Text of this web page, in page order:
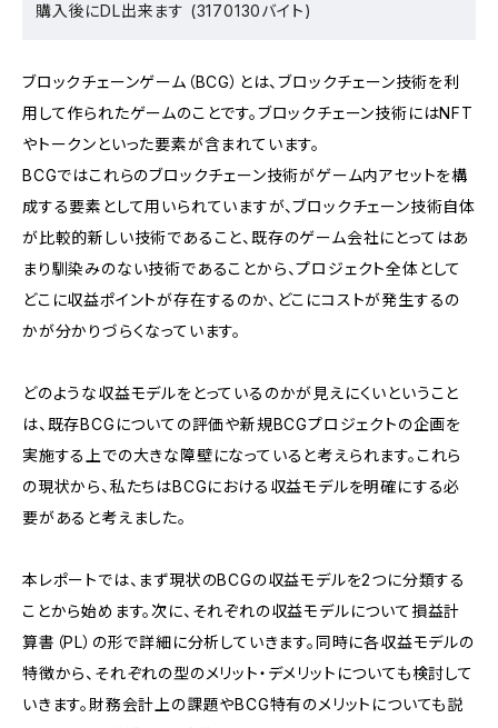
購入後にDL出来ます (3170130バイト)
ブロックチェーンゲーム（BCG）とは、ブロックチェーン技術を利
用して作られたゲームのことです。ブロックチェーン技術にはNFT
やトークンといった要素が含まれています。
BCGではこれらのブロックチェーン技術がゲーム内アセットを構
成する要素として用いられていますが、ブロックチェーン技術自体
が比較的新しい技術であること、既存のゲーム会社にとってはあ
まり馴染みのない技術であることから、プロジェクト全体として
どこに収益ポイントが存在するのか、どこにコストが発生するの
かが分かりづらくなっています。
どのような収益モデルをとっているのかが見えにくいということ
は、既存BCGについての評価や新規BCGプロジェクトの企画を
実施する上での大きな障壁になっていると考えられます。これら
の現状から、私たちはBCGにおける収益モデルを明確にする必
要があると考えました。
本レポートでは、まず現状のBCGの収益モデルを2つに分類する
ことから始めます。次に、それぞれの収益モデルについて損益計
算書（PL）の形で詳細に分析していきます。同時に各収益モデルの
特徴から、それぞれの型のメリット・デメリットについても検討して
いきます。財務会計上の課題やBCG特有のメリットについても説